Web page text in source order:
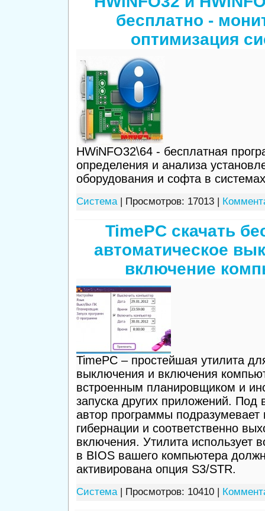
бесплатно -
оптимизация
HWiNFO32\64 - бесплатная
определения и анализа
оборудования и софта в
Система| Просмотров: 17013 |
TimePC скачать
автоматическое
включение
TimePC – простейшая утилита
выключения и включения
встроенным планировщиком и
запуска других приложений. Под
автор программы
гибернации и соответственно
включения. Утилита использует
в BIOS вашего компьютера
активирована опция S3/STR.
Система| Просмотров: 10410 |